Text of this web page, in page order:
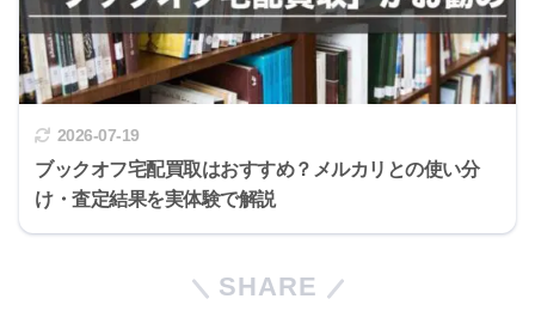
2026-07-19
ブックオフ宅配買取はおすすめ？メルカリとの使い分
け・査定結果を実体験で解説
SHARE